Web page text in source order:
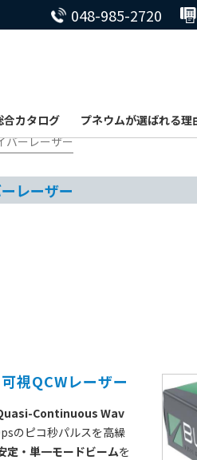
048-985-2720
合カタログ プネウムが選ばれる理
バーレーザー
レーザー
視QCWレーザー
Continuous Wav
のピコ秒パルスを高繰
定・単一モードビームを